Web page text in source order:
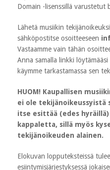
Domain -lisenssillä varustetut
Lähetä musiikin
sähköpostitse osoitteeseen
Vastaamme vain tähän
Anna samalla linkki
käymme tarkastamassa sen
HUOM! Kaupallisen
ei ole tekijänoikeussyistä
itse esittää (edes
kappaletta, sillä myös
tekijänoikeuden alainen.
Elokuvan lopputeksteissä
esiintymisjärjestyksessä